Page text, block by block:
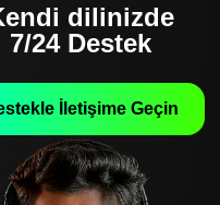
dilinizde
7/24 Destek
İletişime Geçin